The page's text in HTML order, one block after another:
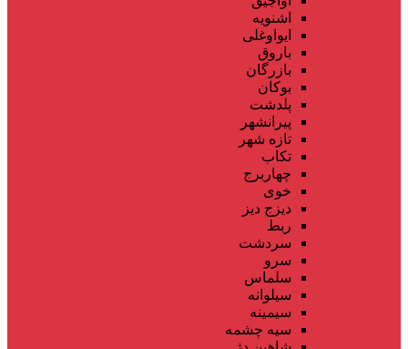
اشنویه
ایواوغلی
باروق
بازرگان
بوکان
پلدشت
پیرانشهر
تازه شهر
تکاب
چهاربرج
خوی
دیزج دیز
ربط
سردشت
سرو
سلماس
سیلوانه
سیمینه
سیه چشمه